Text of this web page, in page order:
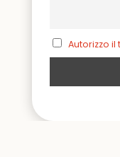
Autorizzo